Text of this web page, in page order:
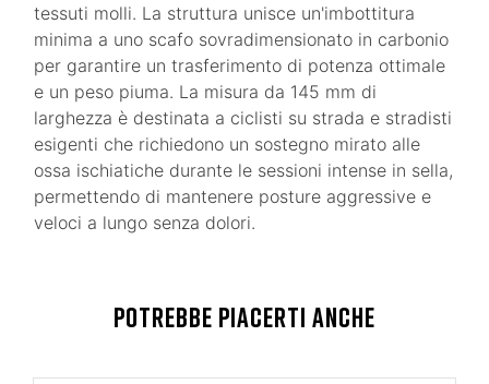
tessuti molli. La struttura unisce un'imbottitura
minima a uno scafo sovradimensionato in carbonio
per garantire un trasferimento di potenza ottimale
e un peso piuma. La misura da 145 mm di
larghezza è destinata a ciclisti su strada e stradisti
esigenti che richiedono un sostegno mirato alle
ossa ischiatiche durante le sessioni intense in sella,
permettendo di mantenere posture aggressive e
veloci a lungo senza dolori.
POTREBBE PIACERTI ANCHE